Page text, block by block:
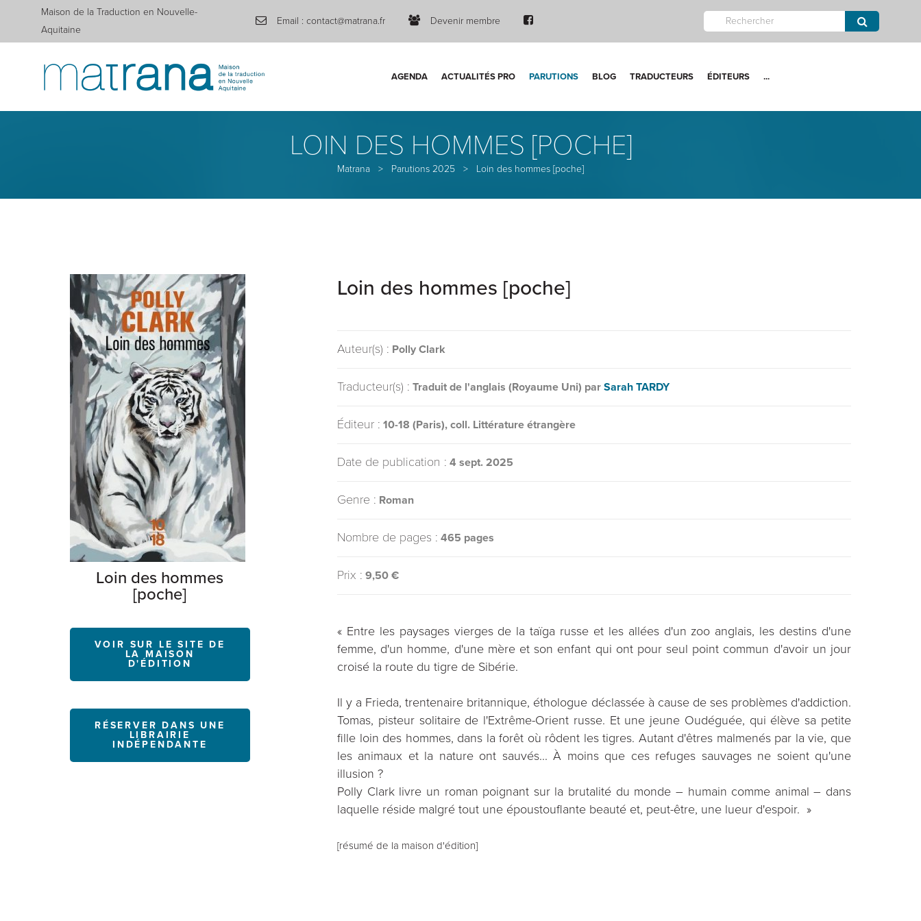
Maison de la Traduction en Nouvelle-
Aquitaine
Email : contact@matrana.fr Devenir membre
AGENDA ACTUALITÉS PRO PARUTIONS BLOG TRADUCTEURS ÉDITEURS ...
LOIN DES HOMMES [POCHE]
Matrana > Parutions 2025 > Loin des hommes [poche]
Loin des hommes
[poche]
VOIR SUR LE SITE DE
LA MAISON
D'ÉDITION
RÉSERVER DANS UNE
LIBRAIRIE
INDÉPENDANTE
Loin des hommes [poche]
Auteur(s) : Polly Clark
Traducteur(s) : Traduit de l'anglais (Royaume Uni) par Sarah TARDY
Éditeur : 10-18 (Paris), coll. Littérature étrangère
Date de publication : 4 sept. 2025
Genre : Roman
Nombre de pages : 465 pages
Prix : 9,50 €
« Entre les paysages vierges de la taïga russe et les allées d'un zoo anglais, les destins d'une
femme, d'un homme, d'une mère et son enfant qui ont pour seul point commun d'avoir un jour
croisé la route du tigre de Sibérie.
Il y a Frieda, trentenaire britannique, éthologue déclassée à cause de ses problèmes d'addiction.
Tomas, pisteur solitaire de l'Extrême-Orient russe. Et une jeune Oudéguée, qui élève sa petite
fille loin des hommes, dans la forêt où rôdent les tigres. Autant d'êtres malmenés par la vie, que
les animaux et la nature ont sauvés... À moins que ces refuges sauvages ne soient qu'une
illusion ?
Polly Clark livre un roman poignant sur la brutalité du monde – humain comme animal – dans
laquelle réside malgré tout une époustouflante beauté et, peut-être, une lueur d'espoir. »
[résumé de la maison d'édition]